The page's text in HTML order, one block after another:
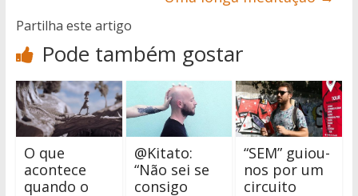
Partilha este artigo
Pode também gostar
O que
acontece
quando o
@Kitato:
“Não sei se
consigo
“SEM” guiou-
nos por um
circuito